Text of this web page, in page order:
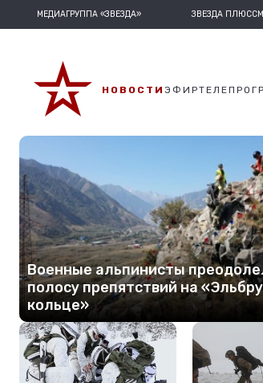
МЕДИАГРУППА «ЗВЕЗДА» ЗВЕЗДА ПЛЮС
НОВОСТИ ЭФИР
Военные альпинисты
полосу препятствий на
кольце»